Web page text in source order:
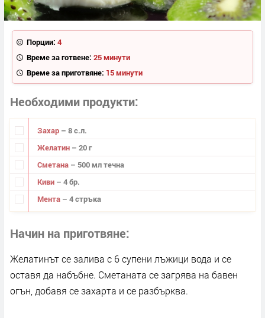
Порции: 4
Време за готвене: 25 минути
Време за приготвяне: 15 минути
Необходими продукти
Захар – 8 с.л.
Желатин – 20 г
Сметана – 500 мл течна
Киви – 4 бр.
Мента – 4 стръка
Начин на приготвяне
Желатинът се залива с 6 супени лъжици вода и се
оставя да набъбне. Сметаната се загрява на бавен
огън, добавя се захарта и се разбърква.